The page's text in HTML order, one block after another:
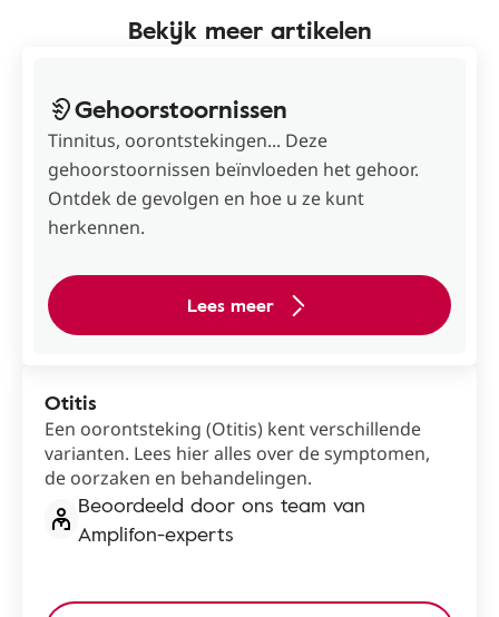
Bekijk meer artikelen
Gehoorstoornissen
Tinnitus, oorontstekingen... Deze
gehoorstoornissen beïnvloeden het gehoor.
Ontdek de gevolgen en hoe u ze kunt
herkennen.
Lees meer
Otitis
Een oorontsteking (Otitis) kent verschillende
varianten. Lees hier alles over de symptomen,
de oorzaken en behandelingen.
Beoordeeld door ons team van
Amplifon-experts